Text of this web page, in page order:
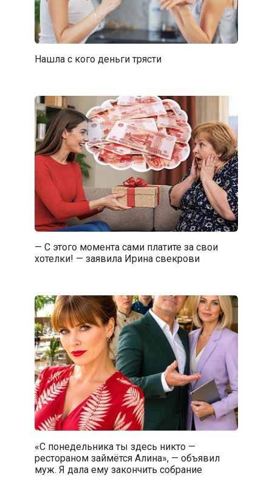
Нашла с кого деньги трясти
— С этого момента сами платите за свои
хотелки! — заявила Ирина свекрови
«С понедельника ты здесь никто —
рестораном займётся Алина», — объявил
муж. Я дала ему закончить собрание